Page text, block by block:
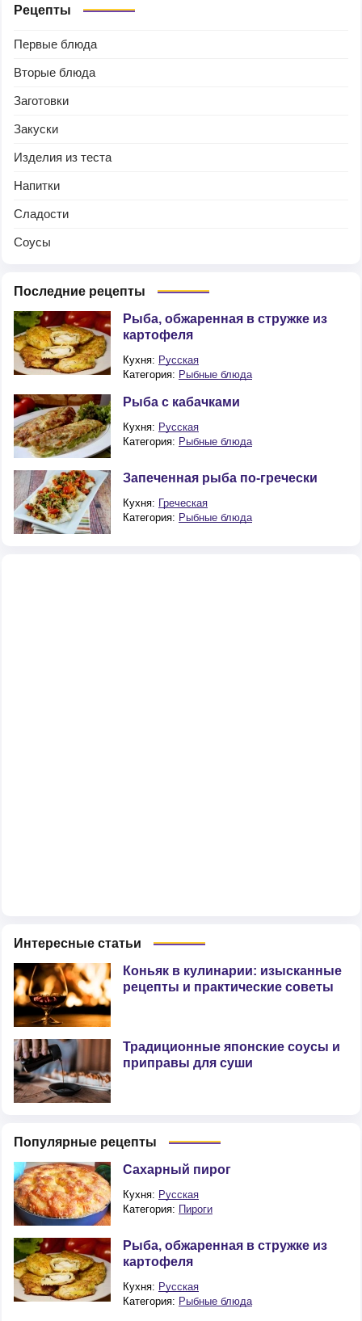
Рецепты
Первые блюда
Вторые блюда
Заготовки
Закуски
Изделия из теста
Напитки
Сладости
Соусы
Последние рецепты
Рыба, обжаренная в стружке из
картофеля
Кухня: Русская
Категория: Рыбные блюда
Рыба с кабачками
Кухня: Русская
Категория: Рыбные блюда
Запеченная рыба по-гречески
Кухня: Греческая
Категория: Рыбные блюда
Интересные статьи
Коньяк в кулинарии: изысканные
рецепты и практические советы
Традиционные японские соусы и
приправы для суши
Популярные рецепты
Сахарный пирог
Кухня: Русская
Категория: Пироги
Рыба, обжаренная в стружке из
картофеля
Кухня: Русская
Категория: Рыбные блюда